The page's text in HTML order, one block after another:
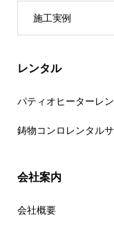
施工実例
レンタル
パティオヒーターレ
鋳物コンロレンタル
会社案内
会社概要